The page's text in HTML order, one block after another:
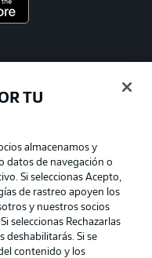
legal
de privacidad
TU
almacenamos y
datos de navegación o
Si seleccionas Acepto,
de rastreo apoyen los
y nuestros socios
seleccionas Rechazarlas
deshabilitarás. Si se
contenido y los